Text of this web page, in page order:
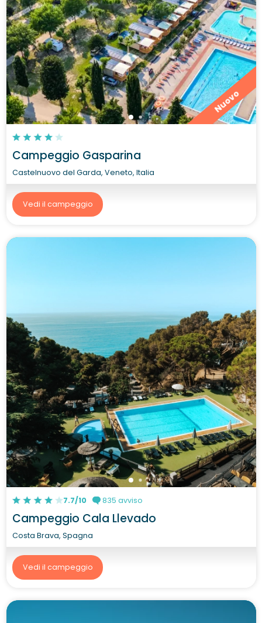
Nuovo
Campeggio Gasparina
Castelnuovo del Garda, Veneto, Italia
Vedi il campeggio
7.7/10 835 avviso
Campeggio Cala Llevado
Costa Brava, Spagna
Vedi il campeggio